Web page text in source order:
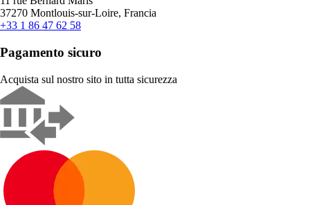
37270 Montlouis-sur-Loire, Francia
+33 1 86 47 62 58
Pagamento sicuro
Acquista sul nostro sito in tutta sicurezza